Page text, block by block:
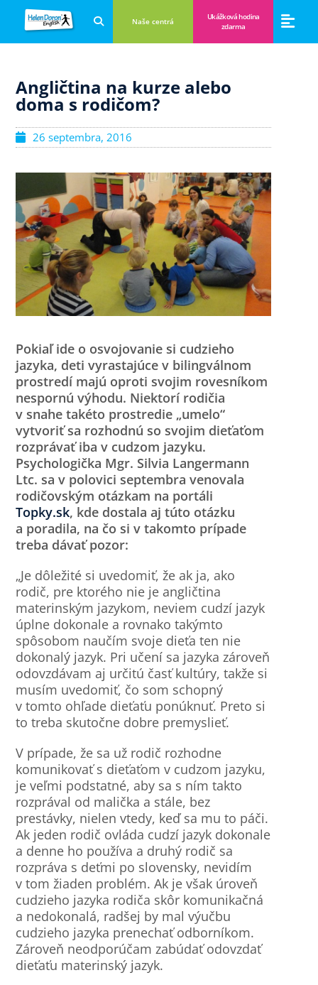
Naše centrá
Ukážková hodina
zdarma
Angličtina na kurze alebo
doma s rodičom?
26 septembra, 2016
Pokiaľ ide o osvojovanie si cudzieho
jazyka, deti vyrastajúce v bilingválnom
prostredí majú oproti svojim rovesníkom
nespornú výhodu. Niektorí rodičia
v snahe takéto prostredie „umelo“
vytvoriť sa rozhodnú so svojim dieťaťom
rozprávať iba v cudzom jazyku.
Psychologička Mgr. Silvia Langermann
Ltc. sa v polovici septembra venovala
rodičovským otázkam na portáli
Topky.sk, kde dostala aj túto otázku
a poradila, na čo si v takomto prípade
treba dávať pozor:
„Je dôležité si uvedomiť, že ak ja, ako
rodič, pre ktorého nie je angličtina
materinským jazykom, neviem cudzí jazyk
úplne dokonale a rovnako takýmto
spôsobom naučím svoje dieťa ten nie
dokonalý jazyk. Pri učení sa jazyka zároveň
odovzdávam aj určitú časť kultúry, takže si
musím uvedomiť, čo som schopný
v tomto ohľade dieťaťu ponúknuť. Preto si
to treba skutočne dobre premyslieť.
V prípade, že sa už rodič rozhodne
komunikovať s dieťaťom v cudzom jazyku,
je veľmi podstatné, aby sa s ním takto
rozprával od malička a stále, bez
prestávky, nielen vtedy, keď sa mu to páči.
Ak jeden rodič ovláda cudzí jazyk dokonale
a denne ho používa a druhý rodič sa
rozpráva s deťmi po slovensky, nevidím
v tom žiaden problém. Ak je však úroveň
cudzieho jazyka rodiča skôr komunikačná
a nedokonalá, radšej by mal výučbu
cudzieho jazyka prenechať odborníkom.
Zároveň neodporúčam zabúdať odovzdať
dieťaťu materinský jazyk.